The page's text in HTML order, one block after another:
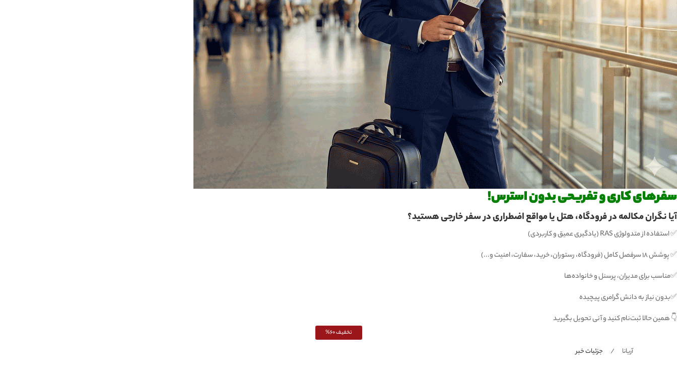
سفرهای کاری و تفریحی بدون استرس!
آیا نگران مکالمه در فرودگاه، هتل یا مواقع اضطراری در سفر خارجی هستید؟
✅ استفاده از متدولوژی RAS (یادگیری عمیق و کاربردی)
✅ پوشش ۱۸ سرفصل کامل (فرودگاه، رستوران، خرید، سفارت، امنیت و...)
✅مناسب برای مدیران، پرسنل و خانواده‌ها
✅بدون نیاز به دانش گرامری پیچیده
👇 همین حالا ثبت‌نام کنید و آنی تحویل بگیرید
تخفیف 60%
آریانا جزئیات خبر